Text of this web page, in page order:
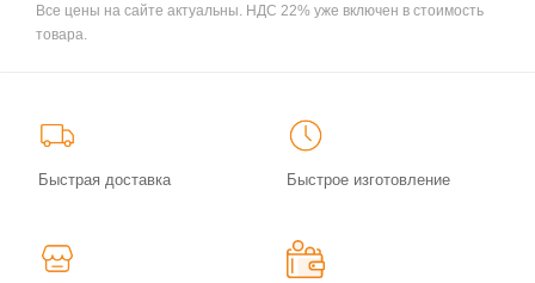
Все цены на сайте актуальны. НДС 22% уже включен в стоимость
товара.
Быстрая доставка Быстрое изготовление